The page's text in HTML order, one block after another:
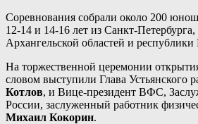
Соревнования собрали около 200
12-14 и 14-16 лет из Санкт-
Архангельской областей и
На торжественной церемонии
словом выступили Глава Устьянского
Котлов, и Вице-президент ВФС,
России, заслуженный работник
Михаил Кокорин.